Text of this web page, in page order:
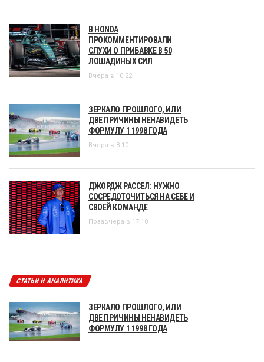
В HONDA
ПРОКОММЕНТИРОВАЛИ
СЛУХИ О ПРИБАВКЕ В 50
ЛОШАДИНЫХ СИЛ
Вчера в 10:22
ЗЕРКАЛО ПРОШЛОГО, ИЛИ
ДВЕ ПРИЧИНЫ НЕНАВИДЕТЬ
ФОРМУЛУ 1 1998 ГОДА
Вчера в 8:10
ДЖОРДЖ РАССЕЛ: НУЖНО
СОСРЕДОТОЧИТЬСЯ НА СЕБЕ И
СВОЕЙ КОМАНДЕ
Позавчера в 17:18
СТАТЬИ И АНАЛИТИКА
ЗЕРКАЛО ПРОШЛОГО, ИЛИ
ДВЕ ПРИЧИНЫ НЕНАВИДЕТЬ
ФОРМУЛУ 1 1998 ГОДА